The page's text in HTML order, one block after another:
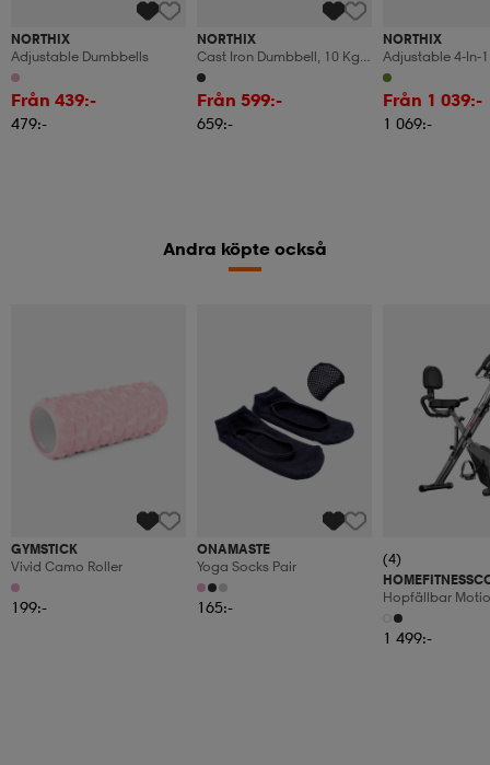
NORTHIX
Adjustable Dumbbells
Från 439:-
479:-
NORTHIX
Cast Iron Dumbbell, 10 Kg
Weight
Från 599:-
659:-
NORTHIX
Adjustable 4-In-
Set, 20kg With
Barbell
Från 1 039:-
1 069:-
Andra köpte också
GYMSTICK
Vivid Camo Roller
199:-
ONAMASTE
Yoga Socks Pair
165:-
(4)
Hopfällbar
Med
Skärm
1 499:-